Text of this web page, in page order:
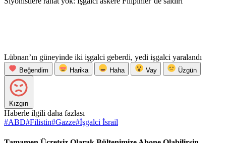
Lübnan’ın güneyinde iki işgalci geberdi, yedi işgalci yaralandı
Beğendim Harika Haha Vay Üzgün
Kızgın
Haberle ilgili daha fazlası
#ABD#Filistin#Gazze#İşgalci İsrail